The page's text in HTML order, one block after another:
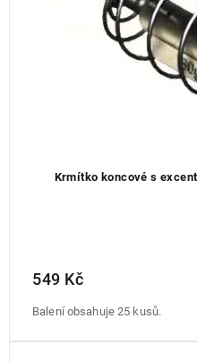
Krmítko koncové s
549 Kč
Balení obsahuje 25 kusů.